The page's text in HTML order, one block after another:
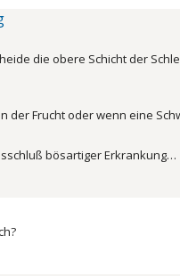
die obere Schicht der
der Frucht oder wenn eine
bösartiger Erkrankung…